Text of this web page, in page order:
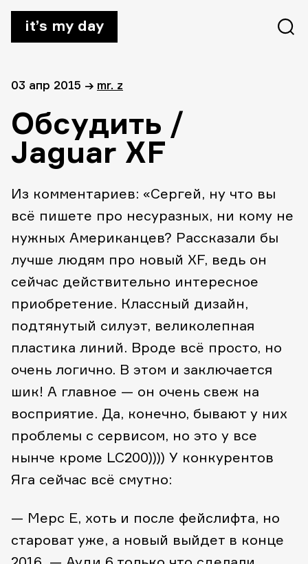
it’s my day
03 апр 2015 → mr. z
Обсудить /
Jaguar XF
Из комментариев: «Сергей, ну что вы
всё пишете про несуразных, ни кому не
нужных Американцев? Рассказали бы
лучше людям про новый XF, ведь он
сейчас действительно интересное
приобретение. Классный дизайн,
подтянутый силуэт, великолепная
пластика линий. Вроде всё просто, но
очень логично. В этом и заключается
шик! А главное — он очень свеж на
восприятие. Да, конечно, бывают у них
проблемы с сервисом, но это у все
нынче кроме LC200)))) У конкурентов
Яга сейчас всё смутно:
— Мерс Е, хоть и после фейслифта, но
староват уже, а новый выйдет в конце